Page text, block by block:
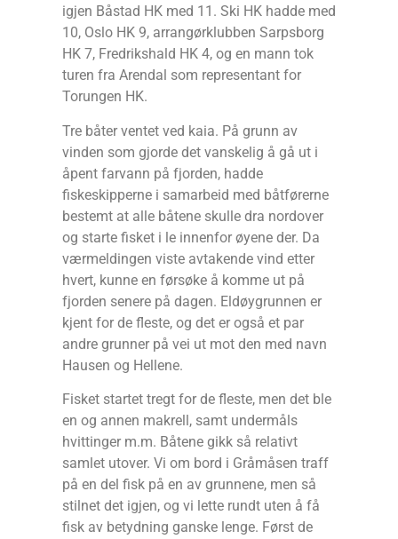
igjen Båstad HK med 11. Ski HK hadde med
10, Oslo HK 9, arrangørklubben Sarpsborg
HK 7, Fredrikshald HK 4, og en mann tok
turen fra Arendal som representant for
Torungen HK.
Tre båter ventet ved kaia. På grunn av
vinden som gjorde det vanskelig å gå ut i
åpent farvann på fjorden, hadde
fiskeskipperne i samarbeid med båtførerne
bestemt at alle båtene skulle dra nordover
og starte fisket i le innenfor øyene der. Da
værmeldingen viste avtakende vind etter
hvert, kunne en førsøke å komme ut på
fjorden senere på dagen. Eldøygrunnen er
kjent for de fleste, og det er også et par
andre grunner på vei ut mot den med navn
Hausen og Hellene.
Fisket startet tregt for de fleste, men det ble
en og annen makrell, samt undermåls
hvittinger m.m. Båtene gikk så relativt
samlet utover. Vi om bord i Gråmåsen traff
på en del fisk på en av grunnene, men så
stilnet det igjen, og vi lette rundt uten å få
fisk av betydning ganske lenge. Først de